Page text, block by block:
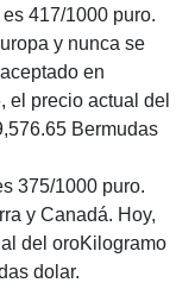
417/1000 puro.
y nunca se
en
el precio actual del
Bermudas
375/1000 puro.
y Canadá. Hoy,
del oroKilogramo
dolar.